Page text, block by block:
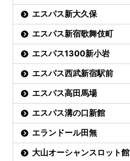
エスパス新大久保
エスパス新宿歌舞伎町
エスパス1300新小岩
エスパス西武新宿駅前
エスパス高田馬場
エスパス溝の口新館
エランドール田無
大山オーシャンスロット館